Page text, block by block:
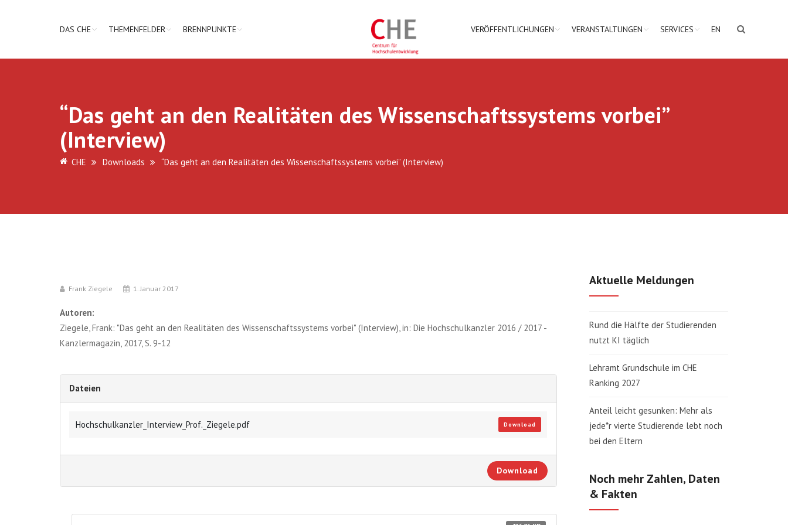
DAS CHE THEMENFELDER BRENNPUNKTE VERÖFFENTLICHUNGEN VERANSTALTUNGEN SERVICES EN
“Das geht an den Realitäten des Wissenschaftssystems vorbei”
(Interview)
CHE Downloads “Das geht an den Realitäten des Wissenschaftssystems vorbei” (Interview)
Frank Ziegele 1. Januar 2017
Autoren:
Ziegele, Frank: "Das geht an den Realitäten des Wissenschaftssystems vorbei" (Interview), in: Die Hochschulkanzler 2016 / 2017 -
Kanzlermagazin, 2017, S. 9-12
Dateien
Hochschulkanzler_Interview_Prof._Ziegele.pdf Download
Download
Aktuelle Meldungen
Rund die Hälfte der Studierenden
nutzt KI täglich
Lehramt Grundschule im CHE
Ranking 2027
Anteil leicht gesunken: Mehr als
jede*r vierte Studierende lebt noch
bei den Eltern
Noch mehr Zahlen, Daten
& Fakten